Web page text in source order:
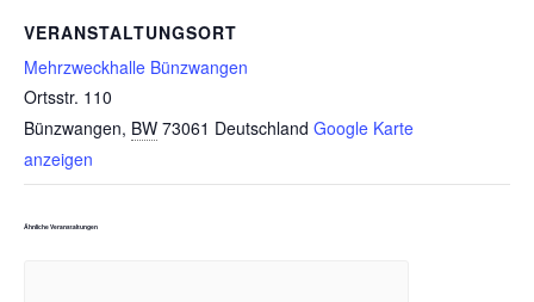
VERANSTALTUNGSORT
Mehrzweckhalle Bünzwangen
Ortsstr. 110
Bünzwangen, BW 73061 Deutschland Google Karte
anzeigen
Ähnliche Veranstaltungen